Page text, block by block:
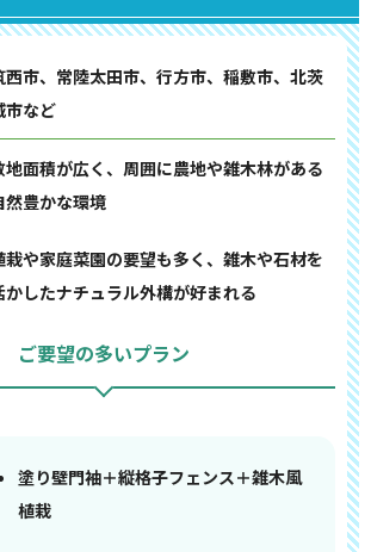
西市、常陸太田市、行方市、稲敷市、北茨
市など
地面積が広く、周囲に農地や雑木林がある
然豊かな環境
栽や家庭菜園の要望も多く、雑木や石材を
かしたナチュラル外構が好まれる
ご要望の多いプラン
塗り壁門袖＋縦格子フェンス＋雑木風
植栽